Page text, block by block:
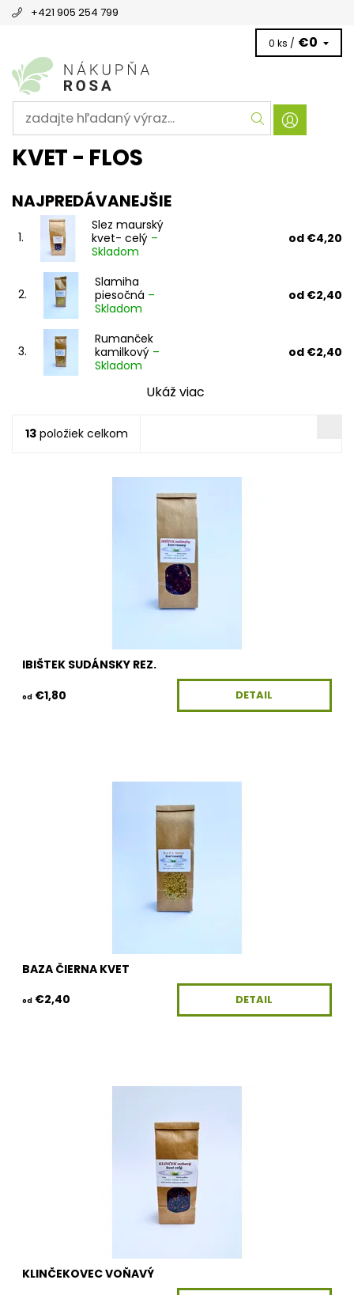
+421 905 254 799
0 ks / €0
KVET - FLOS
NAJPREDÁVANEJŠIE
1.
Slez maurský
kvet- celý –
Skladom
od €4,20
2.
Slamiha
piesočná –
Skladom
od €2,40
3.
Rumanček
kamilkový –
Skladom
od €2,40
Ukáž viac
13 položiek celkom
Skladom
100G-KV-IBISTEKSR
IBIŠTEK SUDÁNSKY REZ.
od €1,80 DETAIL
Skladom
BAZA ČIERNA KVET
od €2,40 DETAIL
Skladom
KLINČEKOVEC VOŇAVÝ